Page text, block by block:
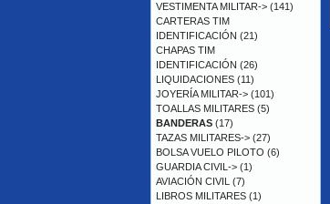
VESTIMENTA MILITAR-> (141)
CARTERAS TIM
IDENTIFICACIÓN (21)
CHAPAS TIM
IDENTIFICACIÓN (26)
LIQUIDACIONES (11)
JOYERÍA MILITAR-> (101)
TOALLAS MILITARES (5)
BANDERAS (17)
TAZAS MILITARES-> (27)
BOLSA VUELO PILOTO (6)
GUARDIA CIVIL-> (1)
AVIACIÓN CIVIL (7)
LIBROS MILITARES (1)